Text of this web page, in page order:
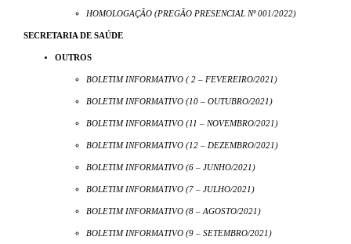
HOMOLOGAÇÃO (PREGÃO PRESENCIAL Nº 001/2022)
SECRETARIA DE SAÚDE
OUTROS
BOLETIM INFORMATIVO ( 2 – FEVEREIRO/2021)
BOLETIM INFORMATIVO (10 – OUTUBRO/2021)
BOLETIM INFORMATIVO (11 – NOVEMBRO/2021)
BOLETIM INFORMATIVO (12 – DEZEMBRO/2021)
BOLETIM INFORMATIVO (6 – JUNHO/2021)
BOLETIM INFORMATIVO (7 – JULHO/2021)
BOLETIM INFORMATIVO (8 – AGOSTO/2021)
BOLETIM INFORMATIVO (9 – SETEMBRO/2021)